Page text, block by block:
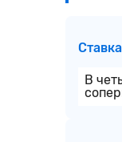
Ставка
В